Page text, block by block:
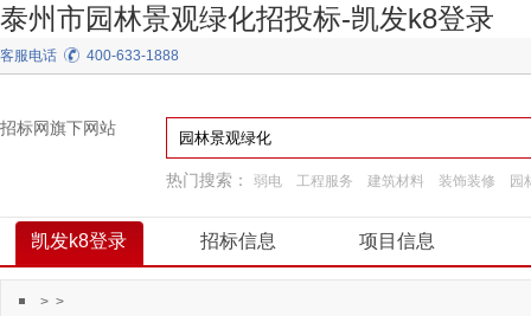
泰州市园林景观绿化招投标-凯发k8登录
客服电话 400-633-1888
招标网旗下网站
热门搜索： 弱电 工程服务 建筑材料 装饰装修
园
凯发k8登录 招标信息 项目信息
> >